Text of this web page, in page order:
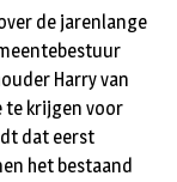
de jarenlange
Harry van
te krijgen voor
dat eerst
het bestaand